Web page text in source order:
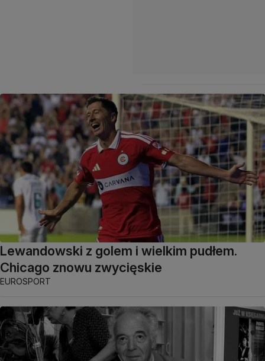
Lewandowski z golem i wielkim pudłem.
Chicago znowu zwycięskie
EUROSPORT